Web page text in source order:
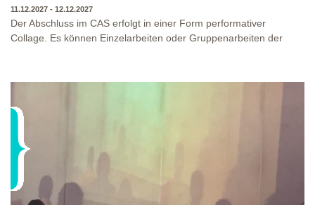
11.12.2027 - 12.12.2027
Der Abschluss im CAS erfolgt in einer Form performativer
Collage. Es können Einzelarbeiten oder Gruppenarbeiten der
Ausbildungsprogramm zu erleben. Die Studierenden des
oder Präsentation. Wir freuen uns über Begegnungen und
WO?